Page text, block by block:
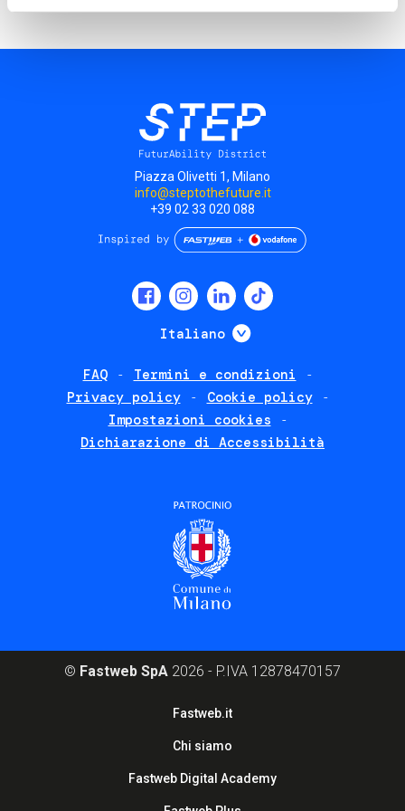
Piazza Olivetti 1, Milano
info@steptothefuture.it
+39 02 33 020 088
Italiano Mostra ulteriori
FAQ
Termini e condizioni
Privacy policy
Cookie policy
Impostazioni cookies
Dichiarazione di Accessibilità
© Fastweb SpA 2026 - P.IVA 12878470157
Fastweb.it
Chi siamo
Fastweb Digital Academy